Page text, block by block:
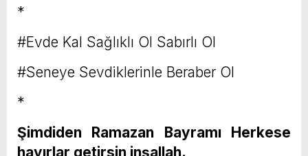
*
#Evde Kal Sağlıklı Ol Sabırlı Ol
#Seneye Sevdiklerinle Beraber Ol
*
Şimdiden Ramazan Bayramı Herkese
hayırlar getirsin inşallah.